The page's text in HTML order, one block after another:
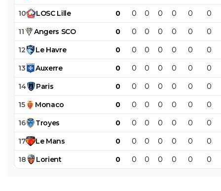
10 LOSC Lille 0 0 0 0 0 0 0
11 Angers SCO 0 0 0 0 0 0 0
12 Le Havre 0 0 0 0 0 0 0
13 Auxerre 0 0 0 0 0 0 0
14 Paris 0 0 0 0 0 0 0
15 Monaco 0 0 0 0 0 0 0
16 Troyes 0 0 0 0 0 0 0
17 Le Mans 0 0 0 0 0 0 0
18 Lorient 0 0 0 0 0 0 0